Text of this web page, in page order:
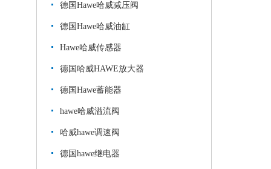
德国Hawe哈威减压阀
德国Hawe哈威油缸
Hawe哈威传感器
德国哈威HAWE放大器
德国Hawe蓄能器
hawe哈威溢流阀
哈威hawe调速阀
德国hawe继电器